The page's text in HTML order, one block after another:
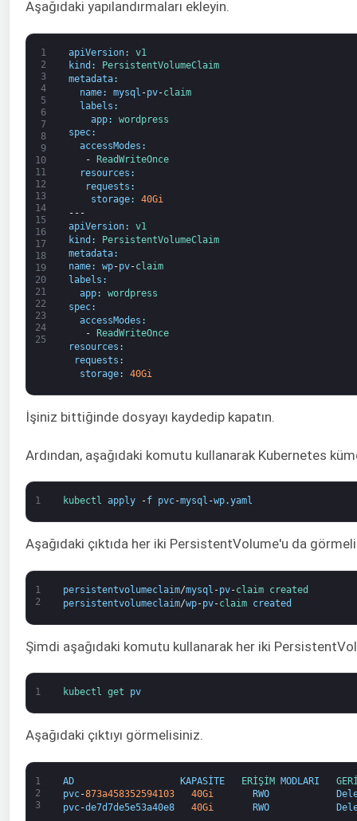
Aşağıdaki yapılandırmaları ekleyin.
1
2
3
4
5
6
7
8
9
10
11
12
13
14
15
16
17
18
19
20
21
22
23
24
25
apiVersion:
v1
kind :
PersistentVolumeClaim
metadata:
name: mysql -pv-claim
labels :
app:
wordpress
spec:
accessModes :
-
ReadWriteOnce
resources :
requests :
storage:
40Gi
---
apiVersion:
v1
kind :
PersistentVolumeClaim
metadata:
name: wp-pv-claim
labels :
app:
wordpress
spec:
accessModes :
-
ReadWriteOnce
resources :
requests :
storage: 40Gi
İşiniz bittiğinde dosyayı kaydedip kapatın.
Ardından, aşağıdaki komutu kullanarak Kubernetes
1 kubectl apply -f pvc-mysql -wp.yaml
Aşağıdaki çıktıda her iki PersistentVolume'u da
1
2
persistentvolumeclaim/mysql -pv-claim created
persistentvolumeclaim/wp-pv-claim created
Şimdi aşağıdaki komutu kullanarak her iki
1 kubectl get pv
Aşağıdaki çıktıyı görmelisiniz.
1
2
3
AD KAPASİTE ERİŞİM MODLARI
pvc-873a458352594103 40Gi RWO
pvc-de7d7de5e53a40e8 40Gi RWO